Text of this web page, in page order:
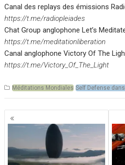
Canal des replays des émissions
https://t.me/radiopleiades
Chat Group anglophone Let’s
https://t.me/meditationliberation
Canal anglophone Victory Of The
https://t.me/Victory_Of_The_Light
Méditations Mondiales Self Defense
Navigation
des